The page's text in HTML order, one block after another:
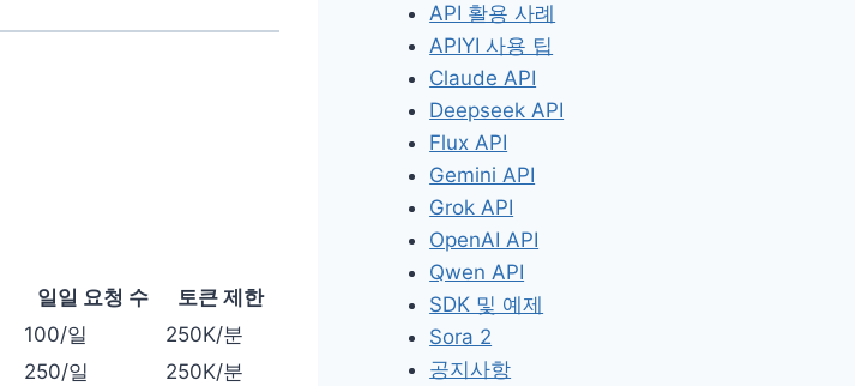
일일 요청 수
토큰 제한
100/일
250K/분
250/일
250K/분
API 활용 사례
APIYI 사용 팁
Claude API
Deepseek API
Flux API
Gemini API
Grok API
OpenAI API
Qwen API
SDK 및 예제
Sora 2
공지사항